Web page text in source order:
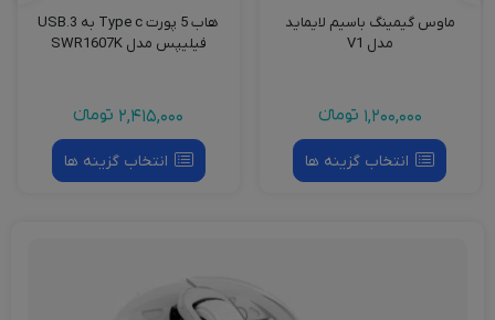
ماوس گیمینگ باسیم لایماید
مدل V1
1,200,000 تومانءء
انتخاب گزینه ها
هاب 5 پورت Type c به USB.3
فیلیپس مدل SWR1607K
2,415,000 تومانءء
انتخاب گزینه ها